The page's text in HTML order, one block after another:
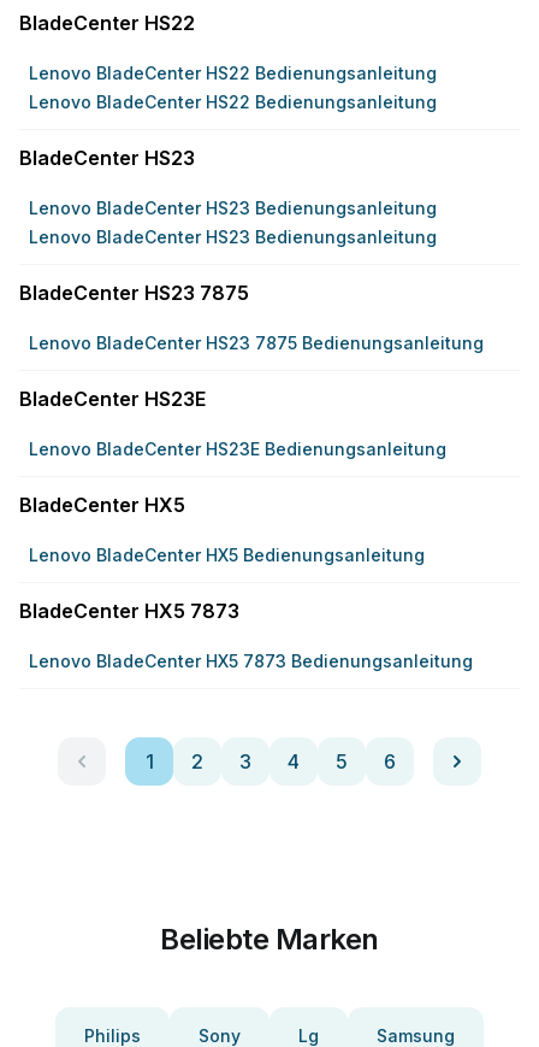
BladeCenter HS22
Lenovo BladeCenter HS22 Bedienungsanleitung
Lenovo BladeCenter HS22 Bedienungsanleitung
BladeCenter HS23
Lenovo BladeCenter HS23 Bedienungsanleitung
Lenovo BladeCenter HS23 Bedienungsanleitung
BladeCenter HS23 7875
Lenovo BladeCenter HS23 7875 Bedienungsanleitung
BladeCenter HS23E
Lenovo BladeCenter HS23E Bedienungsanleitung
BladeCenter HX5
Lenovo BladeCenter HX5 Bedienungsanleitung
BladeCenter HX5 7873
Lenovo BladeCenter HX5 7873 Bedienungsanleitung
1 2 3 4 5 6
Beliebte Marken
Philips Sony Lg Samsung